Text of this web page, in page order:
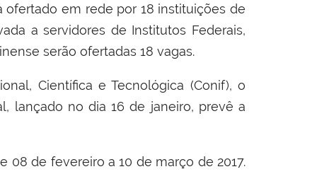
ofertado em rede por 18 instituições de
a servidores de Institutos Federais,
serão ofertadas 18 vagas.
Científica e Tecnológica (Conif), o
lançado no dia 16 de janeiro, prevê a
08 de fevereiro a 10 de março de 2017.